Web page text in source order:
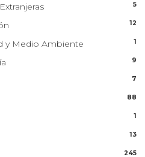
5
12
y Medio Ambiente 1
9
7
88
1
13
245